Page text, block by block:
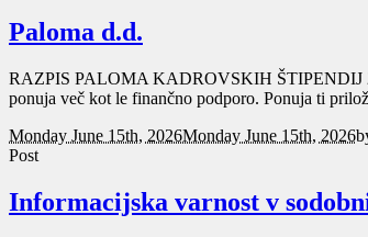
Paloma d.d.
RAZPIS PALOMA KADROVSKIH ŠTIPENDIJ
ponuja več kot le finančno podporo. Ponuja ti
Monday June 15th, 2026Monday June 15th, 2026
Post
Informacijska varnost v